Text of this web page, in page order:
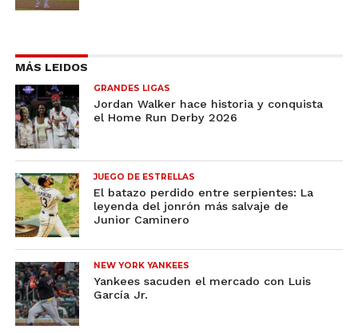
MÁS LEIDOS
GRANDES LIGAS
Jordan Walker hace historia y conquista
el Home Run Derby 2026
JUEGO DE ESTRELLAS
El batazo perdido entre serpientes: La
leyenda del jonrón más salvaje de
Junior Caminero
NEW YORK YANKEES
Yankees sacuden el mercado con Luis
García Jr.